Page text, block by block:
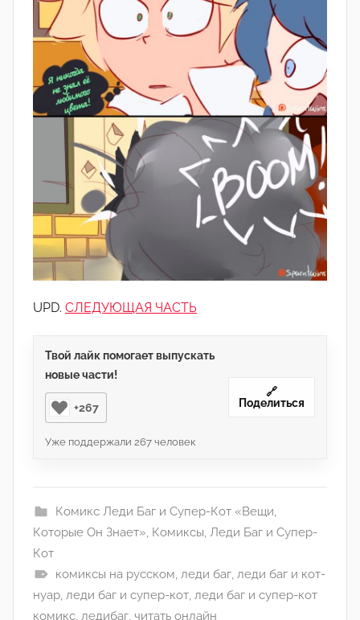
UPD. СЛЕДУЮЩАЯ ЧАСТЬ
Твой лайк помогает выпускать
новые части!
+267
Уже поддержали 267 человек
🔗
Поделиться
Комикс Леди Баг и Супер-Кот «Вещи,
Которые Он Знает», Комиксы, Леди Баг и Супер-
Кот
комиксы на русском, леди баг, леди баг и кот-
нуар, леди баг и супер-кот, леди баг и супер-кот
комикс, ледибаг, читать онлайн